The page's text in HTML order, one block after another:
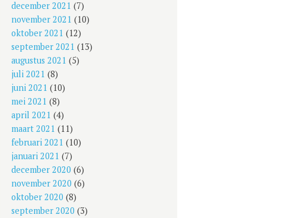
december 2021 (7)
november 2021 (10)
oktober 2021 (12)
september 2021 (13)
augustus 2021 (5)
juli 2021 (8)
juni 2021 (10)
mei 2021 (8)
april 2021 (4)
maart 2021 (11)
februari 2021 (10)
januari 2021 (7)
december 2020 (6)
november 2020 (6)
oktober 2020 (8)
september 2020 (3)